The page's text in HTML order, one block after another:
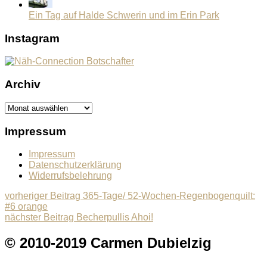
Ein Tag auf Halde Schwerin und im Erin Park
Instagram
Archiv
Archiv
Impressum
Impressum
Datenschutzerklärung
Widerrufsbelehrung
Beitragsnavigation
vorheriger Beitrag Previous
365-Tage/ 52-Wochen-Regenbogenquilt:
#6 orange
nächster Beitrag Next
Becherpullis Ahoi!
© 2010-2019 Carmen Dubielzig